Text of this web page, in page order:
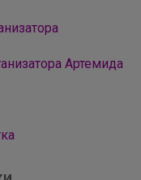
Артемида